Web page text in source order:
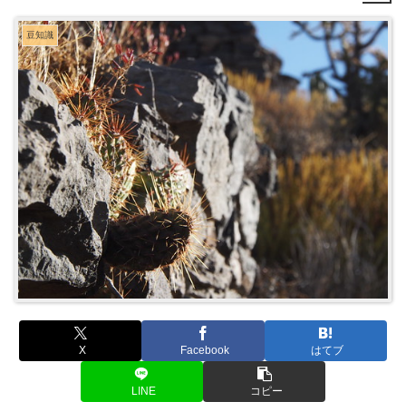
豆知識
X Facebook はてブ
LINE コピー